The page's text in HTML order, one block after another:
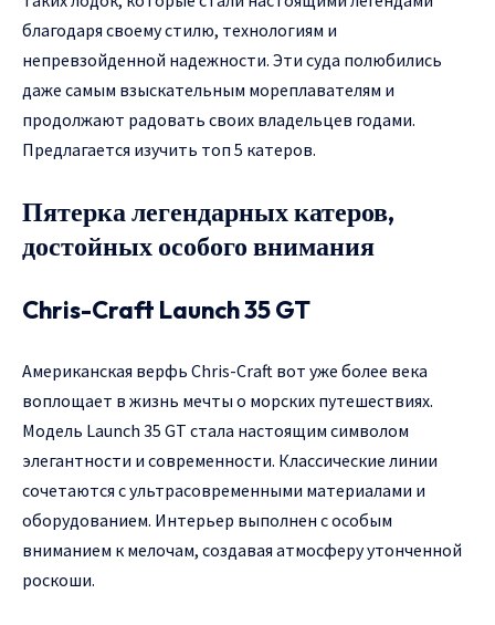
благодаря своему стилю, технологиям и
непревзойденной надежности. Эти суда полюбились
даже самым взыскательным мореплавателям и
продолжают радовать своих владельцев годами.
Предлагается изучить топ 5 катеров.
Пятерка легендарных катеров,
достойных особого внимания
Chris-Craft Launch 35 GT
Американская верфь Chris-Craft вот уже более века
воплощает в жизнь мечты о морских путешествиях.
Модель Launch 35 GT стала настоящим символом
элегантности и современности. Классические линии
сочетаются с ультрасовременными материалами и
оборудованием. Интерьер выполнен с особым
вниманием к мелочам, создавая атмосферу утонченной
роскоши.